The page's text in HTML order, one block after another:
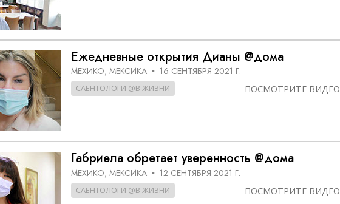
Ежедневные открытия Дианы @дома
МЕХИКО, МЕКСИКА • 16 СЕНТЯБРЯ 2021 Г.
САЕНТОЛОГИ @В ЖИЗНИ ПОСМОТРИТЕ ВИДЕО
Габриела обретает уверенность @дома
МЕХИКО, МЕКСИКА • 12 СЕНТЯБРЯ 2021 Г.
САЕНТОЛОГИ @В ЖИЗНИ ПОСМОТРИТЕ ВИДЕО